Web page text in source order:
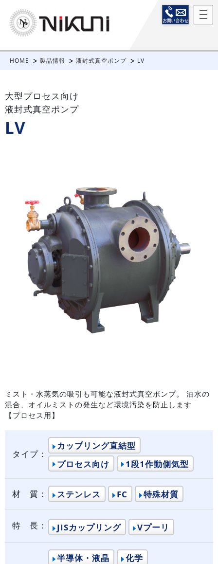
HOME 製品情報 液封式真空ポンプ LV
大型プロセス向け
液封式真空ポンプ
LV
ミスト・水蒸気の吸引も可能な液封式真空ポンプ。 油水の
混合、オイルミストの発生など環境汚染を防止します
【プロセス用】
タイプ：
カップリング直結型
プロセス向け
1段1作動側気型
材 質： ステンレス FC 特殊材質
特 長： JISカップリング Vプーリ
半導体・液晶
化学